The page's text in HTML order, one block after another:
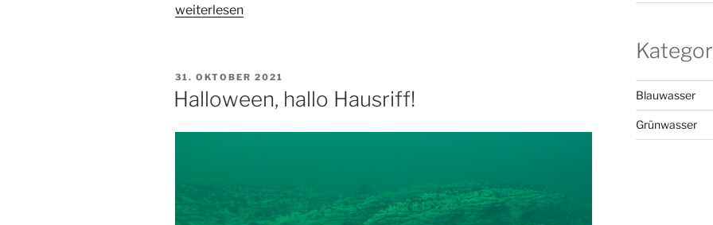
„Zwei
Jahr!“
weiterlesen
VERÖFFENTLICHT
AM
31. OKTOBER 2021
Halloween, hallo Hausriff! Blauwasser
Grünwasser